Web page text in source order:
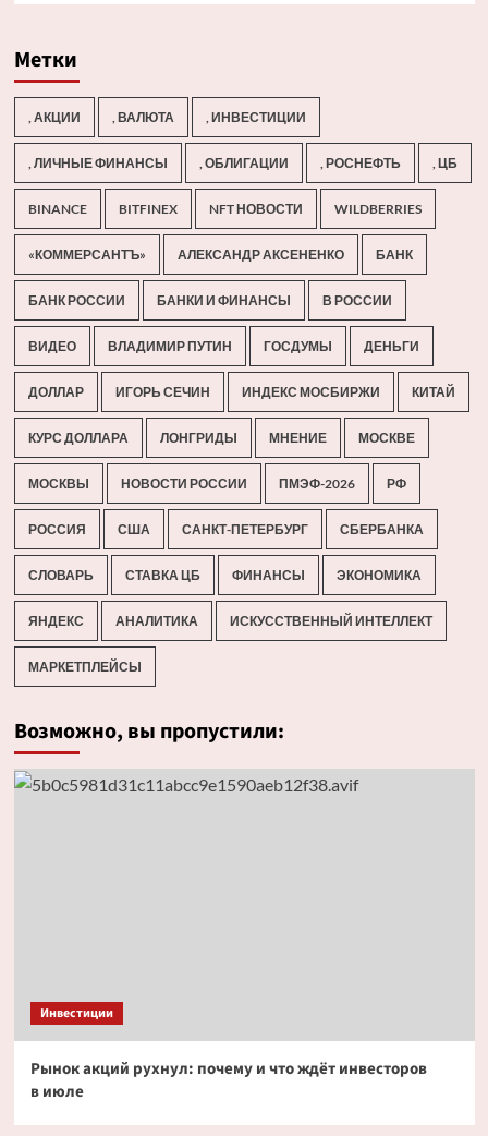
Метки
, АКЦИИ , ВАЛЮТА , ИНВЕСТИЦИИ
, ЛИЧНЫЕ ФИНАНСЫ , ОБЛИГАЦИИ , РОСНЕФТЬ , ЦБ
BINANCE BITFINEX NFT НОВОСТИ WILDBERRIES
«КОММЕРСАНТЪ» АЛЕКСАНДР АКСЕНЕНКО БАНК
БАНК РОССИИ БАНКИ И ФИНАНСЫ В РОССИИ
ВИДЕО ВЛАДИМИР ПУТИН ГОСДУМЫ ДЕНЬГИ
ДОЛЛАР ИГОРЬ СЕЧИН ИНДЕКС МОСБИРЖИ КИТАЙ
КУРС ДОЛЛАРА ЛОНГРИДЫ МНЕНИЕ МОСКВЕ
МОСКВЫ НОВОСТИ РОССИИ ПМЭФ-2026 РФ
РОССИЯ США САНКТ-ПЕТЕРБУРГ СБЕРБАНКА
СЛОВАРЬ СТАВКА ЦБ ФИНАНСЫ ЭКОНОМИКА
ЯНДЕКС АНАЛИТИКА ИСКУССТВЕННЫЙ ИНТЕЛЛЕКТ
МАРКЕТПЛЕЙСЫ
Возможно, вы пропустили:
Инвестиции
Рынок акций рухнул: почему и что ждёт инвесторов
в июле